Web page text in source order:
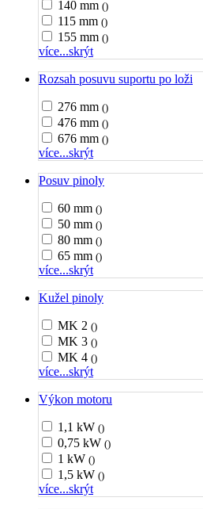
140 mm ()
115 mm ()
155 mm ()
více...skrýt
Rozsah posuvu suportu po loži
276 mm ()
476 mm ()
676 mm ()
více...skrýt
Posuv pinoly
60 mm ()
50 mm ()
80 mm ()
65 mm ()
více...skrýt
Kužel pinoly
MK 2 ()
MK 3 ()
MK 4 ()
více...skrýt
Výkon motoru
1,1 kW ()
0,75 kW ()
1 kW ()
1,5 kW ()
více...skrýt